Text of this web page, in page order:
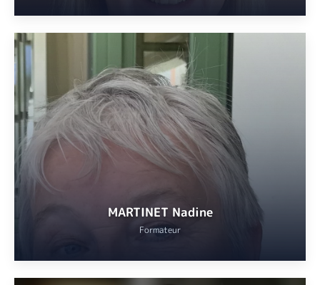
Professeur agrégé d’anglais, docteur es lettres, enseignant
jusqu’à juin 2024 en classe préparatoire littéraire au lycée Carnot
à Cannes.
VOIR
MARTINET Nadine
Formateur